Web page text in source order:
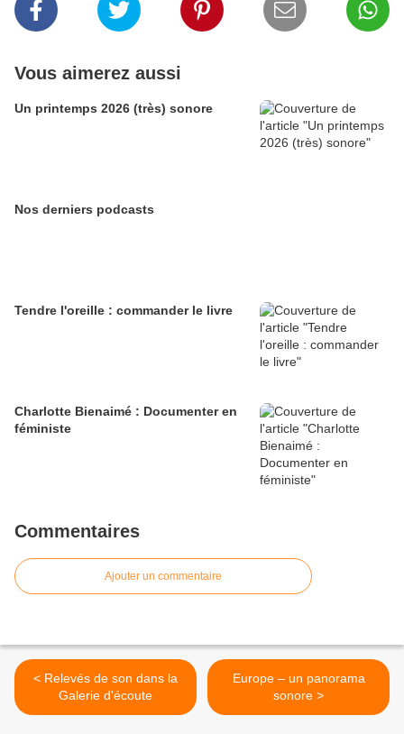
Vous aimerez aussi
Un printemps 2026 (très) sonore
Nos derniers podcasts
Tendre l'oreille : commander le livre
Charlotte Bienaimé : Documenter en
féministe
Commentaires
Ajouter un commentaire
< Relevés de son dans la
Galerie d'écoute
Europe – un panorama
sonore >